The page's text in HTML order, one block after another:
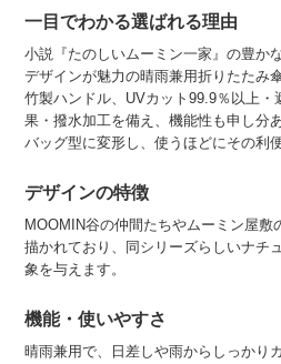
一目でわかる選ばれる理由
小説『たのしいムーミン一家』の豊か
デザインが魅力の晴雨兼用折りたたみ
竹製ハンドル、UVカット99.9％以上・
果・撥水加工を備え、機能性も申し分
バッグ型に変形し、使うほどにその利
デザインの特徴
MOOMIN谷の仲間たちやムーミン屋敷
描かれており、同シリーズらしいナチ
象を与えます。
機能・使いやすさ
晴雨兼用で、日差しや雨からしっかり